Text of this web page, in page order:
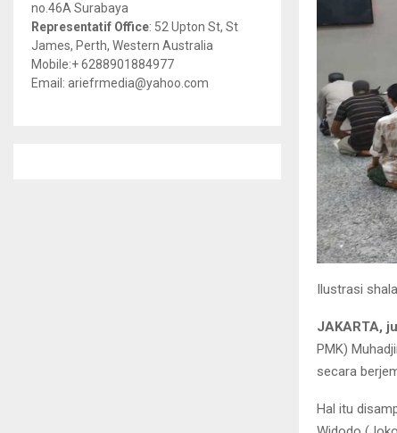
Ilustrasi
JAKARTA,
PMK)
secara
Hal itu
no.46A Surabaya
Representatif Office: 52 Upton St, St
James, Perth, Western Australia
Mobile:+ 6288901884977
Email: ariefrmedia@yahoo.com